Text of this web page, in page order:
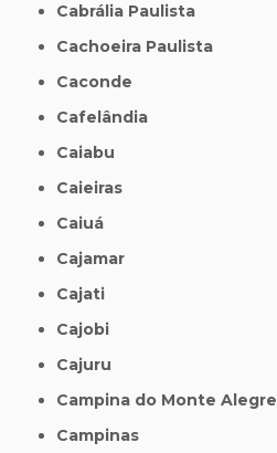
Cabrália Paulista
Cachoeira Paulista
Caconde
Cafelândia
Caiabu
Caieiras
Caiuá
Cajamar
Cajati
Cajobi
Cajuru
Campina do Monte Alegre
Campinas